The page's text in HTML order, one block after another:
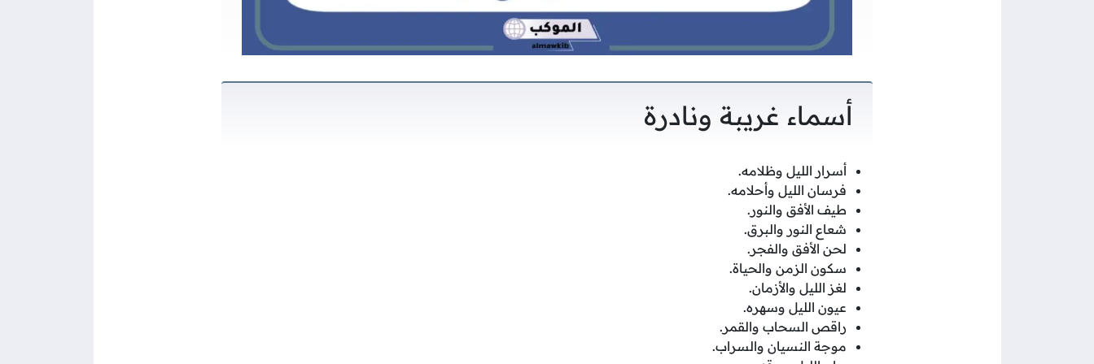
أسماء غريبة ونادرة
أسرار الليل وظلامه.
فرسان الليل وأحلامه.
طيف الأفق والنور.
شعاع النور والبرق.
لحن الأفق والفجر.
سكون الزمن والحياة.
لغز الليل والأزمان.
عيون الليل وسهره.
راقص السحاب والقمر.
موجة النسيان والسراب.